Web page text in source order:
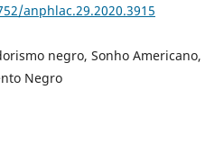
anphlac.29.2020.3915
negro, Sonho Americano,
Negro